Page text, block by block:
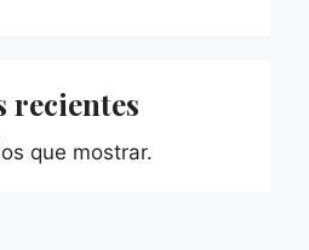
recientes
que mostrar.